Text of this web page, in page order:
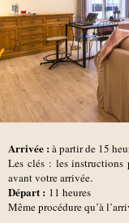
Arrivée : à partir de 15
Les clés : les instructions
avant votre arrivée.
Départ : 11 heures
Même procédure qu’à